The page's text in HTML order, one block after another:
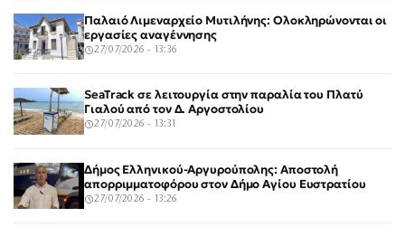
Παλαιό Λιμεναρχείο Μυτιλήνης: Ολοκληρώνονται οι
εργασίες αναγέννησης
27/07/2026 - 13:36
SeaTrack σε λειτουργία στην παραλία του Πλατύ
Γιαλού από τον Δ. Αργοστολίου
27/07/2026 - 13:31
Δήμος Ελληνικού-Αργυρούπολης: Αποστολή
απορριμματοφόρου στον Δήμο Αγίου Ευστρατίου
27/07/2026 - 13:26